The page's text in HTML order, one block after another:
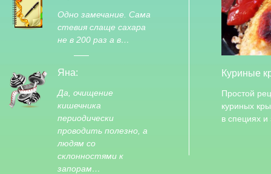
Одно замечание. Сама
стевия слаще сахара
не в 200 раз а в…
Яна:
Да, очищение
кишечника
периодически
проводить полезно, а
людям со
склонностями к
запорам…
Куриные
Простой
куриных
в специях